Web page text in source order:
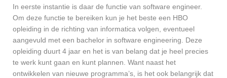
In eerste instantie is daar de functie van software engineer.
Om deze functie te bereiken kun je het beste een HBO
opleiding in de richting van informatica volgen, eventueel
aangevuld met een bachelor in software engineering. Deze
opleiding duurt 4 jaar en het is van belang dat je heel precies
te werk kunt gaan en kunt plannen. Want naast het
ontwikkelen van nieuwe programma’s, is het ook belangrijk dat